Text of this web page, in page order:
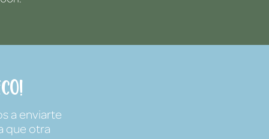
a enviarte
que otra